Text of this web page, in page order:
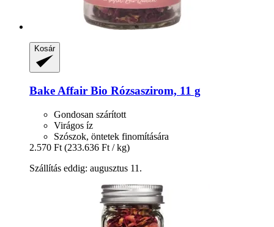
Kosár
Bake Affair Bio Rózsaszirom, 11 g
Gondosan szárított
Virágos íz
Szószok, öntetek finomítására
2.570 Ft (233.636 Ft / kg)
Szállítás eddig: augusztus 11.